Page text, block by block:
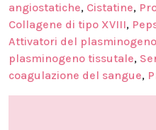
angiostatiche, Cistatine,
Collagene di tipo XVIII,
Attivatori del plasminogeno
plasminogeno tissutale,
coagulazione del sangue,